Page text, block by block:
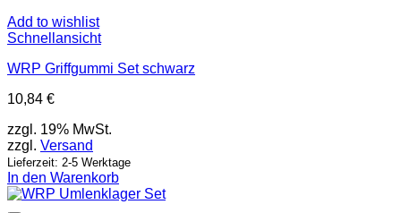
Add to wishlist
Schnellansicht
WRP Griffgummi Set schwarz
10,84 €
zzgl. 19% MwSt.
zzgl. Versand
Lieferzeit: 2-5 Werktage
In den Warenkorb